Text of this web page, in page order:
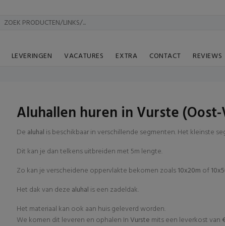
LEVERINGEN VACATURES EXTRA CONTACT REVIEWS
Aluhallen huren in Vurste
De aluhal is beschikbaar in verschillende segmenten. Het kleinste
Dit kan je dan telkens uitbreiden met 5m lengte.
Zo kan je verscheidene oppervlakte bekomen zoals10x20m of
Het dak van deze aluhal is een zadeldak.
Het materiaal kan ook aan huis geleverd worden.
We komen dit leveren en ophalen In Vurste mits een leverkost van